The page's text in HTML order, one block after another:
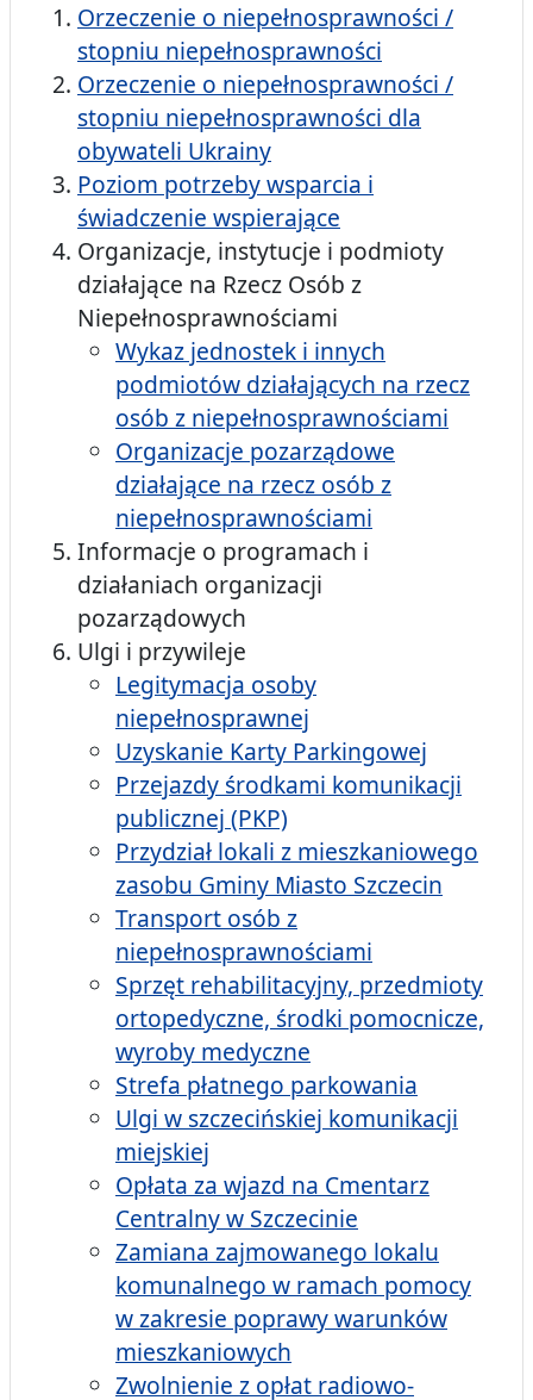
Orzeczenie o niepełnosprawności /
stopniu niepełnosprawności
Orzeczenie o niepełnosprawności /
stopniu niepełnosprawności dla
obywateli Ukrainy
Poziom potrzeby wsparcia i
świadczenie wspierające
Organizacje, instytucje i podmioty
działające na Rzecz Osób z
Niepełnosprawnościami
Wykaz jednostek i innych
podmiotów działających na rzecz
osób z niepełnosprawnościami
Organizacje pozarządowe
działające na rzecz osób z
niepełnosprawnościami
Informacje o programach i
działaniach organizacji
pozarządowych
Ulgi i przywileje
Legitymacja osoby
niepełnosprawnej
Uzyskanie Karty Parkingowej
Przejazdy środkami komunikacji
publicznej (PKP)
Przydział lokali z mieszkaniowego
zasobu Gminy Miasto Szczecin
Transport osób z
niepełnosprawnościami
Sprzęt rehabilitacyjny, przedmioty
ortopedyczne, środki pomocnicze,
wyroby medyczne
Strefa płatnego parkowania
Ulgi w szczecińskiej komunikacji
miejskiej
Opłata za wjazd na Cmentarz
Centralny w Szczecinie
Zamiana zajmowanego lokalu
komunalnego w ramach pomocy
w zakresie poprawy warunków
mieszkaniowych
Zwolnienie z opłat radiowo-